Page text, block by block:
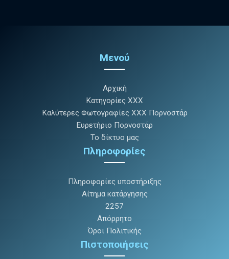
Μενού
Αρχική
Κατηγορίες XXX
Καλύτερες Φωτογραφίες XXX Πορνοστάρ
Ευρετήριο Πορνοστάρ
Το δίκτυο μας
Πληροφορίες
Πληροφορίες υποστήριξης
Αίτημα κατάργησης
2257
Απόρρητο
Όροι Πολιτικής
Πιστοποιήσεις